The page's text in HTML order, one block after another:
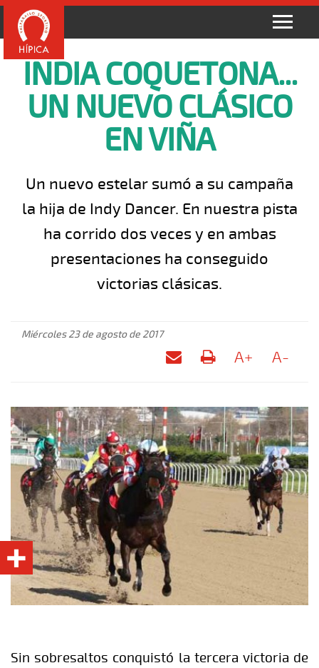
INDIA COQUETONA...
UN NUEVO CLÁSICO
EN VIÑA
Un nuevo estelar sumó a su campaña
la hija de Indy Dancer. En nuestra pista
ha corrido dos veces y en ambas
presentaciones ha conseguido
victorias clásicas.
Miércoles 23 de agosto de 2017
A+ A-
Sin sobresaltos conquistó la tercera victoria de